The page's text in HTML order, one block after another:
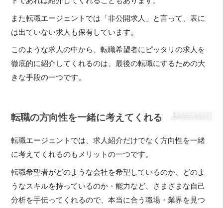
また転職エージェントでは「非公開求人」と言って、表に
は出ていない求人も保有しています。
このような求人の中から、転職希望者にピッタリの求人を
徹底的に紹介してくれるのは、最後の転職にするための大
きな手段の一つです。
転職の方向性を一緒に考えてくれる
転職エージェントでは、求人紹介だけでなく方向性を一緒
に考えてくれるのもメリットの一つです。
転職希望者がどのような会社を希望しているのか、どのよ
うなスキルを持っているのか・能力など、さまざまな自己
分析を手伝ってくれるので、本当に合う職場・業界を見つ